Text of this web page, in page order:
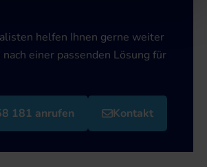
helfen Ihnen gerne weiter
nach einer passenden Lösung für
181 anrufen Kontakt